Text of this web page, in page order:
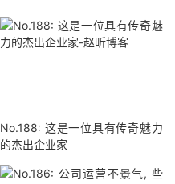
No.188: 这是一位具有传奇魅力
的杰出企业家